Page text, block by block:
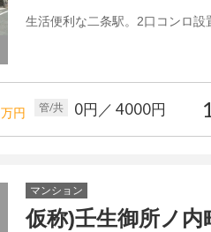
生活便利な二条駅。2口コンロ設
万円 管/共 0円 ／ 4000円
マンション
仮称)壬生御所ノ